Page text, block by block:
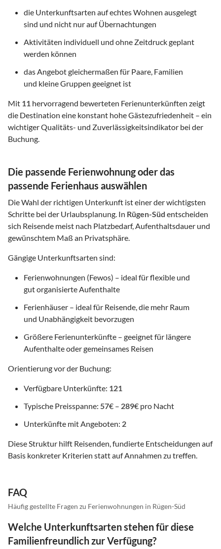
die Unterkunftsarten auf echtes Wohnen ausgelegt
sind und nicht nur auf Übernachtungen
Aktivitäten individuell und ohne Zeitdruck geplant
werden können
das Angebot gleichermaßen für Paare, Familien
und kleine Gruppen geeignet ist
Mit 11 hervorragend bewerteten Ferienunterkünften zeigt
die Destination eine konstant hohe Gästezufriedenheit – ein
wichtiger Qualitäts- und Zuverlässigkeitsindikator bei der
Buchung.
Die passende Ferienwohnung oder das
passende Ferienhaus auswählen
Die Wahl der richtigen Unterkunft ist einer der wichtigsten
Schritte bei der Urlaubsplanung. In Rügen-Süd entscheiden
sich Reisende meist nach Platzbedarf, Aufenthaltsdauer und
gewünschtem Maß an Privatsphäre.
Gängige Unterkunftsarten sind:
Ferienwohnungen (Fewos) – ideal für flexible und
gut organisierte Aufenthalte
Ferienhäuser – ideal für Reisende, die mehr Raum
und Unabhängigkeit bevorzugen
Größere Ferienunterkünfte – geeignet für längere
Aufenthalte oder gemeinsames Reisen
Orientierung vor der Buchung:
Verfügbare Unterkünfte: 121
Typische Preisspanne: 57€ – 289€ pro Nacht
Unterkünfte mit Angeboten: 2
Diese Struktur hilft Reisenden, fundierte Entscheidungen auf
Basis konkreter Kriterien statt auf Annahmen zu treffen.
FAQ
Häufig gestellte Fragen zu Ferienwohnungen in Rügen-Süd
Welche Unterkunftsarten stehen für diese
Familienfreundlich zur Verfügung?